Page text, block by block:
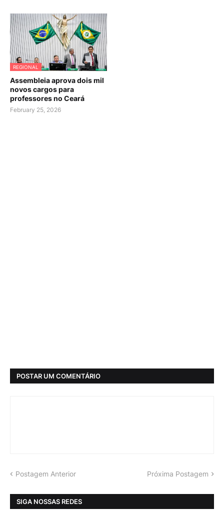
REGIONAL
Assembleia aprova dois mil
novos cargos para
professores no Ceará
February 25, 2026
POSTAR UM COMENTÁRIO
Postagem Anterior Próxima Postagem
SIGA NOSSAS REDES